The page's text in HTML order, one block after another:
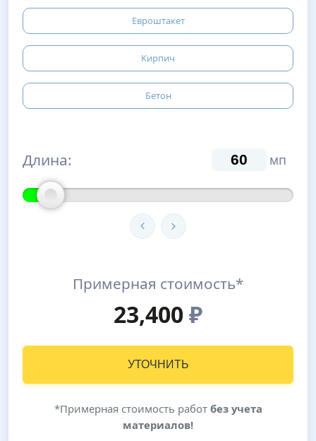
Евроштакет
Кирпич
Бетон
Длина: мп
Примерная стоимость*
23,400₽
УТОЧНИТЬ
*Примерная стоимость работ без учета
материалов!